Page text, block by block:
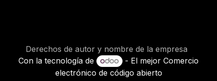
Derechos de autor y nombre de la empresa
Con la tecnología de
- El mejorComercio
electrónico de código abierto